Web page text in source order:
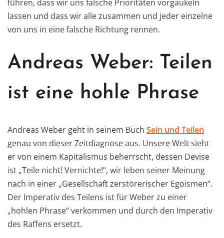
führen, dass wir uns falsche Prioritäten vorgaukeln
lassen und dass wir alle zusammen und jeder einzelne
von uns in eine falsche Richtung rennen.
Andreas Weber: Teilen
ist eine hohle Phrase
Andreas Weber geht in seinem Buch Sein und Teilen
genau von dieser Zeitdiagnose aus. Unsere Welt sieht
er von einem Kapitalismus beherrscht, dessen Devise
ist „Teile nicht! Vernichte!“, wir leben seiner Meinung
nach in einer „Gesellschaft zerstörerischer Egoismen“.
Der Imperativ des Teilens ist für Weber zu einer
„hohlen Phrase“ verkommen und durch den Imperativ
des Raffens ersetzt.